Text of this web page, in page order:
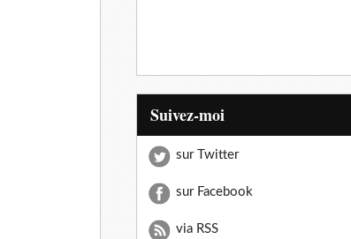
Suivez-moi
sur Twitter
sur Facebook
via RSS